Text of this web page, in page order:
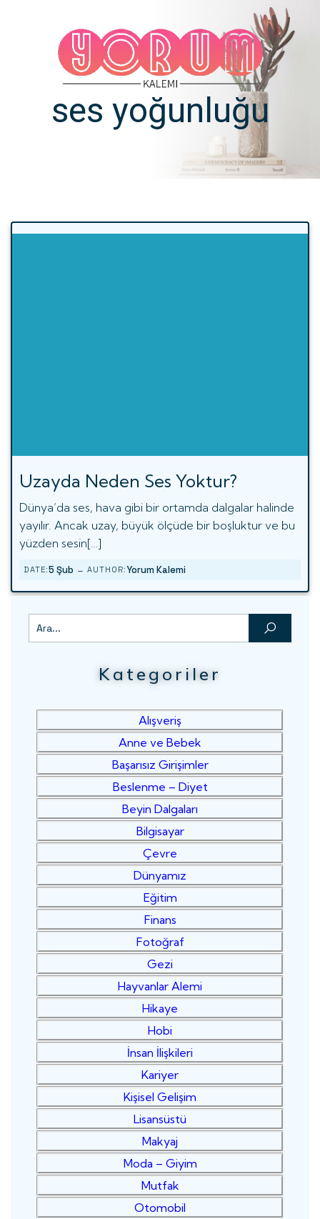
ses yoğunluğu
Uzayda Neden Ses Yoktur?
Dünya’da ses, hava gibi bir ortamda dalgalar halinde
yayılır. Ancak uzay, büyük ölçüde bir boşluktur ve bu
yüzden sesin[…]
DATE:5 Şub - AUTHOR:Yorum Kalemi
Kategoriler
Alışveriş
Anne ve Bebek
Başarısız Girişimler
Beslenme – Diyet
Beyin Dalgaları
Bilgisayar
Çevre
Dünyamız
Eğitim
Finans
Fotoğraf
Gezi
Hayvanlar Alemi
Hikaye
Hobi
İnsan İlişkileri
Kariyer
Kişisel Gelişim
Lisansüstü
Makyaj
Moda – Giyim
Mutfak
Otomobil